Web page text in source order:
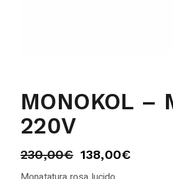
MONOKOL –
220V
230,00€ 138,00€